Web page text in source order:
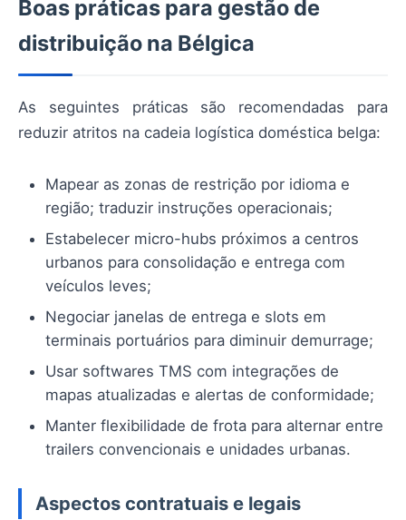
Boas práticas para gestão de
distribuição na Bélgica
As seguintes práticas são recomendadas para
reduzir atritos na cadeia logística doméstica belga:
Mapear as zonas de restrição por idioma e
região; traduzir instruções operacionais;
Estabelecer micro-hubs próximos a centros
urbanos para consolidação e entrega com
veículos leves;
Negociar janelas de entrega e slots em
terminais portuários para diminuir demurrage;
Usar softwares TMS com integrações de
mapas atualizadas e alertas de conformidade;
Manter flexibilidade de frota para alternar entre
trailers convencionais e unidades urbanas.
Aspectos contratuais e legais